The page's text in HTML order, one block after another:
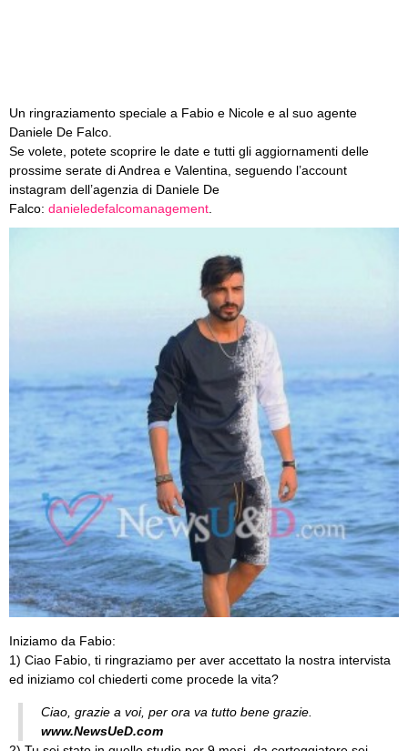
Un ringraziamento speciale a Fabio e Nicole e al suo agente
Daniele De Falco.
Se volete, potete scoprire le date e tutti gli aggiornamenti delle
prossime serate di Andrea e Valentina, seguendo l’account
instagram dell’agenzia di Daniele De
Falco: danieledefalcomanagement
Iniziamo da Fabio:
1) Ciao Fabio, ti ringraziamo per aver accettato la nostra intervista
ed iniziamo col chiederti come procede la vita?
Ciao, grazie a voi, per ora va tutto bene grazie.
www.NewsUeD.com